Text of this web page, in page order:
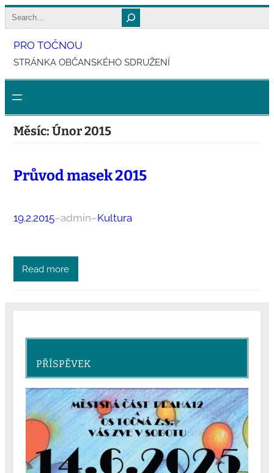
Přeskočit
na
obsah
Search
PRO TOČNOU
STRÁNKA OBČANSKÉHO SDRUŽENÍ
Měsíc: Únor 2015
Průvod masek 2015
19.2.2015–admin–Kultura
Read more
PŘÍSPĚVEK